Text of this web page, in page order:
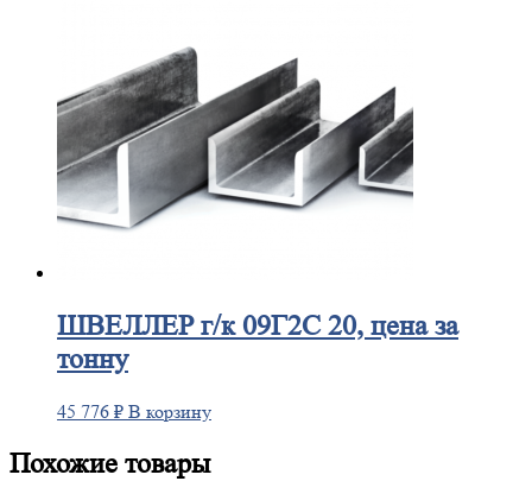
ШВЕЛЛЕРг/к 09Г2С 20, цена за
тонну
45 776 ₽ В корзину
Похожие товары